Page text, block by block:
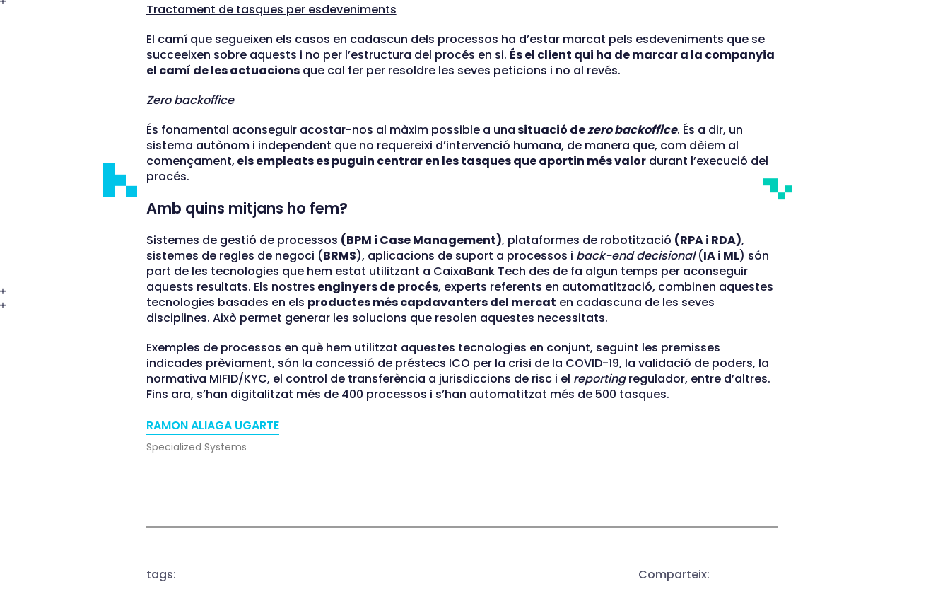
Tractament de tasques per esdeveniments
El camí que segueixen els casos en cadascun dels processos ha d’estar marcat pels esdeveniments que se
succeeixen sobre aquests i no per l’estructura del procés en si. És el client qui ha de marcar a la companyia
el camí de les actuacionsque cal fer per resoldre les seves peticions i no al revés.
Zero backoffice
És fonamental aconseguir acostar-nos al màxim possible a unasituació dezero backoffice. És a dir, un
sistema autònom i independent que no requereixi d’intervenció humana, de manera que, com dèiem al
començament, els empleats es puguin centrar en les tasques que aportin més valordurant l’execució del
procés.
Amb quins mitjans ho fem?
Sistemes de gestió de processos (BPM i Case Management), plataformes de robotització (RPA i RDA),
sistemes de regles de negoci (BRMS), aplicacions de suport a processos i back-end decisional(IA i ML) són
part de les tecnologies que hem estat utilitzant a CaixaBank Tech des de fa algun temps per aconseguir
aquests resultats. Els nostres enginyers de procés, experts referents en automatització, combinen aquestes
tecnologies basades en els productes més capdavanters del mercat en cadascuna de les seves
disciplines. Això permet generar les solucions que resolen aquestes necessitats.
Exemples de processos en què hem utilitzat aquestes tecnologies en conjunt, seguint les premisses
indicades prèviament, són la concessió de préstecs ICO per la crisi de la COVID-19, la validació de poders, la
normativa MIFID/KYC, el control de transferència a jurisdiccions de risc i el reportingregulador, entre d’altres.
Fins ara, s’han digitalitzat més de 400 processos i s’han automatitzat més de 500 tasques.
RAMON ALIAGA UGARTE
Specialized Systems
tags: Comparteix: